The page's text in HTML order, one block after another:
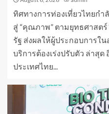
ทิศทางการท่องเที่ยวไทยกำ
สู่ “คุณภาพ” ตามยุทธศาสตร์
รัฐ ส่งผลให้ผู้ประกอบการใ
บริการต้องเร่งปรับตัว ล่าสุด
ประเทศไทย...